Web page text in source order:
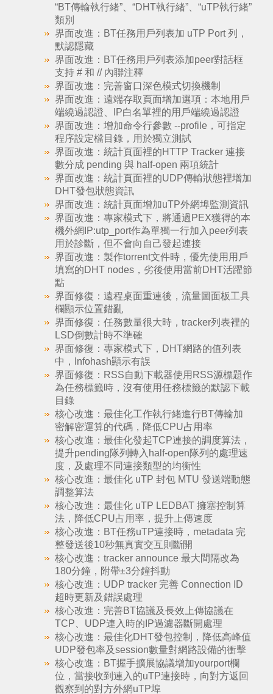
“BT傳輸執行緒”、“DHT執行緒”、“uTP執行緒”
類別
界面改進：BT任務用戶列表加 uTP Port 列，
默認隱藏
界面改進：BT任務用戶列表添加peer對話框
支持 # 和 // 內聯注釋
界面改進：完善窗口深色模式切換機制
界面改進：遠端存取頁面增加選項：本地用戶
端繞過認證、IP白名單裡的用戶端繞過認證
界面改進：增加命令行參數 --profile，可指定
程序設定檔目錄，用於獨立測試
界面改進：統計頁面裡的HTTP Tracker 連接
數分成 pending 與 half-open 兩項統計
界面改進：統計頁面裡的UDP傳輸狀態裡增加
DHT發包狀態資訊
界面改進：統計頁面增加uTP外網埠監測資訊
界面改進：專家模式下，將通過PEX獲得的本
機外網IP:utp_port作為單獨一行加入peer列表
用於診斷，但不會向自己發起連接
界面改進：製作torrent文件時，優先使用用戶
填寫的DHT nodes，劣後使用當前DHT活躍節
點
界面修復：遠程桌面重連後，流量圖面板工具
欄顯示位置錯亂
界面修復：任務數量很大時，tracker列表裡的
LSD倒數計時不準確
界面修復：專家模式下，DHT網路的值列表
中，Infohash顯示有誤
界面修復：RSS自動下載器使用RSS源標題作
為任務標籤時，沒有使用任務標籤的默認下載
目錄
核心改進：最佳化工作執行緒進行BT傳輸加
密解密運算的代碼，降低CPU占用率
核心改進：最佳化發起TCP連接的調度算法，
提升pending隊列轉入half-open隊列的處理速
度，及處理不同連接類型的均衡性
核心改進：最佳化 uTP 封包 MTU 發送端動態
調整算法
核心改進：最佳化 uTP LEDBAT 擁塞控制算
法，降低CPU占用率，提升上傳速度
核心改進：BT任務uTP連接時，metadata 完
整發送後10秒無真實交互則斷開
核心改進：tracker announce 最大間隔改為
180分鐘，附帶±3分鐘抖動
核心改進：UDP tracker 完善 Connection ID
超時更新及錯誤處理
核心改進：完善BT協議及長效上傳協議在
TCP、UDP連入時的IP過濾器斷開處理
核心改進：最佳化DHT發包控制，降低高峰值
UDP發包率及session數量對網路設備的衝擊
核心改進：BT握手擴展協議增加yourport欄
位，當接收到連入的uTP連接時，向對方返回
觀察到的對方外網uTP埠